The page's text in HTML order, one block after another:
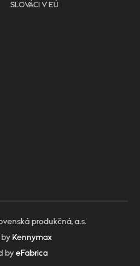
SLOVÁCI V EÚ
produkčná, a.s.
by Kennymax
by eFabrica